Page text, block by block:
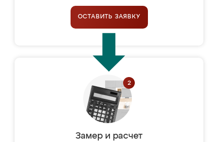
ОСТАВИТЬ ЗАЯВКУ
Замер и расчет